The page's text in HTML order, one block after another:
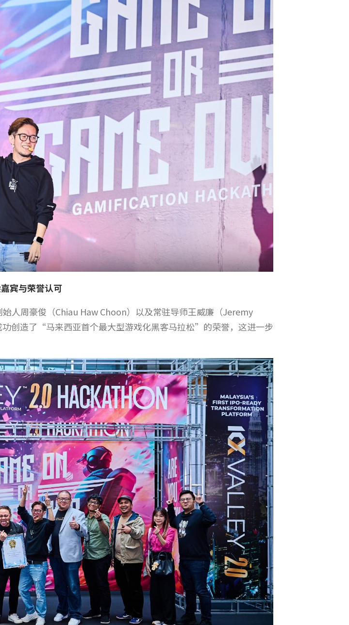
宾与荣誉认可
人周豪俊（Chiau Haw Choon）以及常驻导师王威廉（Jeremy
创造了“马来西亚首个最大型游戏化黑客马拉松”的荣誉，这进一步